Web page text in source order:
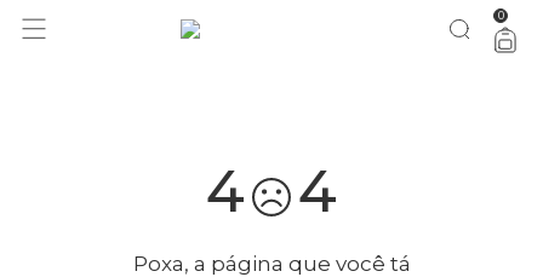
você merece 30% OFF pra comemorar com a gente aproveita! 0
4 4
Poxa, a página que você tá